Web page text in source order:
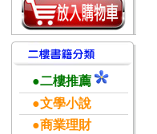
●二樓推薦
●文學小說
●商業理財